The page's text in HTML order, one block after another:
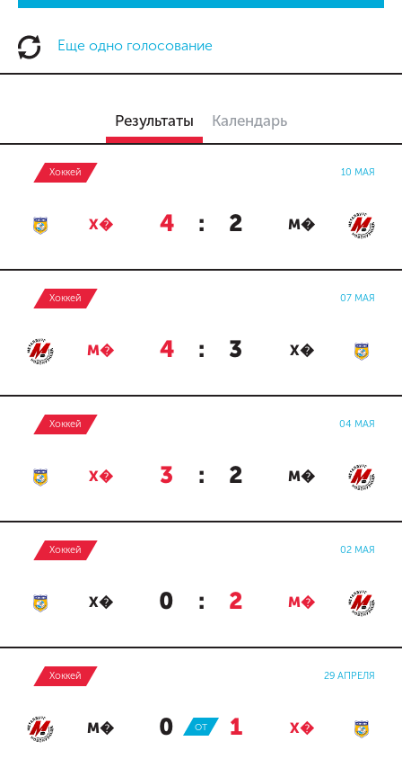
Еще одно голосование
Результаты Календарь
Хоккей 10 МАЯ
Х� 4 : 2 М�
Хоккей 07 МАЯ
М� 4 : 3 Х�
Хоккей 04 МАЯ
Х� 3 : 2 М�
Хоккей 02 МАЯ
Х� 0 : 2 М�
Хоккей 29 АПРЕЛЯ
М� 0 : 1 Х�
ОТ